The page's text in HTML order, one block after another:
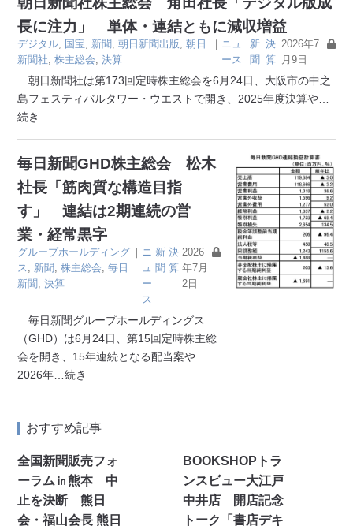
長に注力」 単体・連結ともに減収増益
デジタル 国宝 新聞 ,朝日新聞出版 ,朝日
新聞社 ,株主総会 ,決算
｜ ニュ
ース
新
聞
決
算
2026年7
月9日
朝日新聞社は第173回定時株主総会を6月24日、大阪市の中之
島フェスティバルタワー・ウエストで開き、2025年度決算や
続き
毎日新聞GHD株主総会 松木
社長「筋肉質な構造目指
す」 連結は2期連続の営
業・経常黒字
グループホールディング
ス
新聞 ,株主総会 ,毎日
新聞 ,決算
｜ ニ
ュ
ー
ス
新
聞
決
算
2026
年7月
2日
毎日新聞グループホールディングス
（GHD）は6月24日、第15回定時株主総
会を開き、15年連続となる配当案や
2026年 …続き
おすすめ記事
全国新聞販売フォ
ーラム㏌熊本 中
止を決断 熊日
会・福山会長 熊日
BOOKSHOPトラ
ンスビュー大江戸
中井店 開店記念
トーク「書店デキ